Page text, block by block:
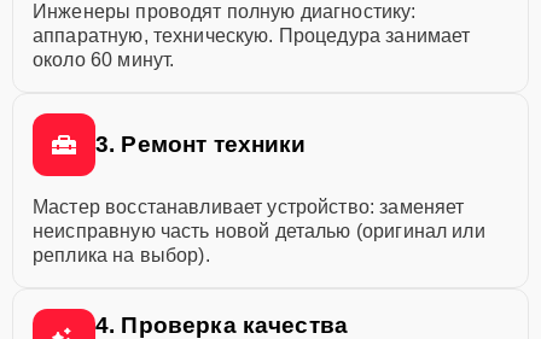
Инженеры проводят полную диагностику:
аппаратную, техническую. Процедура занимает
около 60 минут.
3. Ремонт техники
Мастер восстанавливает устройство: заменяет
неисправную часть новой деталью (оригинал или
реплика на выбор).
4. Проверка качества